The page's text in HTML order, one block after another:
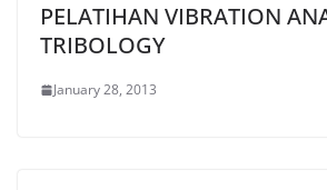
PELATIHAN VIBRATION
TRIBOLOGY
January 28, 2013